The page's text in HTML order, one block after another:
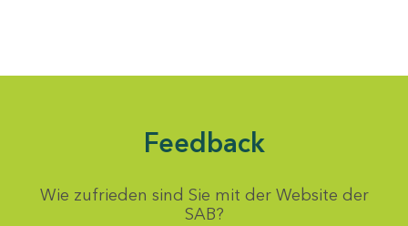
Feedback
Wie zufrieden sind Sie mit der Website der
SAB?